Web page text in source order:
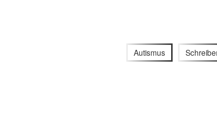
Autismus